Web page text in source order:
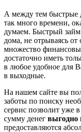
А между тем быстрые
так много времени,
думаем. Быстрый
дома, не отрываясь
множество
достаточно иметь
в любое удобное для
в выходные.
На нашем сайте вы
заботы по поиску
сервис позволит уже
сумму денег выгодно
предоставляются